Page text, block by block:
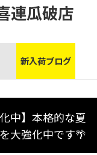
連瓜破店
新入荷ブログ
中】本格的な夏
大強化中です🌴